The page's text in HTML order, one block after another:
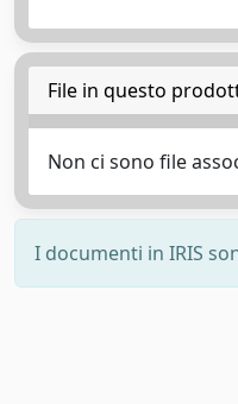
File in questo
Non ci sono file
I documenti in IRIS